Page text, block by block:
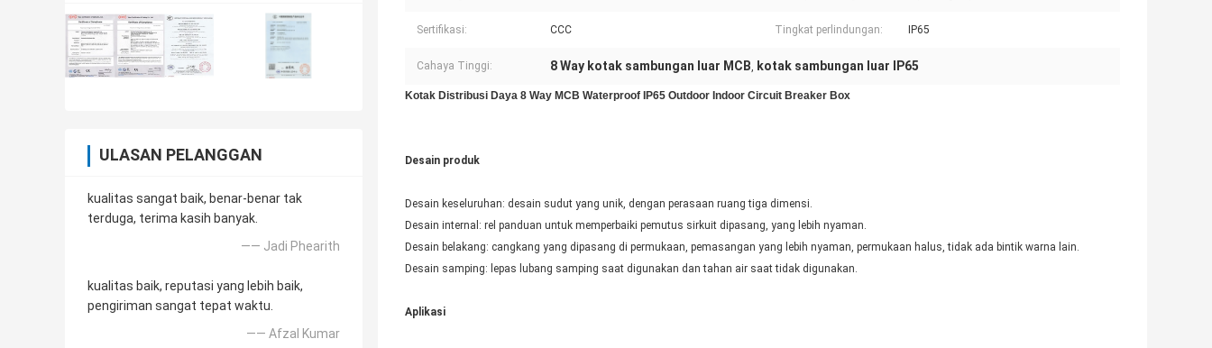
ULASAN PELANGGAN
kualitas sangat baik, benar-benar tak
terduga, terima kasih banyak.
—— Jadi Phearith
kualitas baik, reputasi yang lebih baik,
pengiriman sangat tepat waktu.
—— Afzal Kumar
Sertifikasi: CCC Tingkat perlindungan: IP65
Cahaya Tinggi: 8 Way kotak sambungan luar MCB, kotak sambungan luar IP65
Kotak Distribusi Daya 8 Way MCB Waterproof IP65 Outdoor Indoor Circuit Breaker Box
Desain produk
Desain keseluruhan: desain sudut yang unik, dengan perasaan ruang tiga dimensi.
Desain internal: rel panduan untuk memperbaiki pemutus sirkuit dipasang, yang lebih nyaman.
Desain belakang: cangkang yang dipasang di permukaan, pemasangan yang lebih nyaman, permukaan halus, tidak ada bintik warna lain.
Desain samping: lepas lubang samping saat digunakan dan tahan air saat tidak digunakan.
Aplikasi